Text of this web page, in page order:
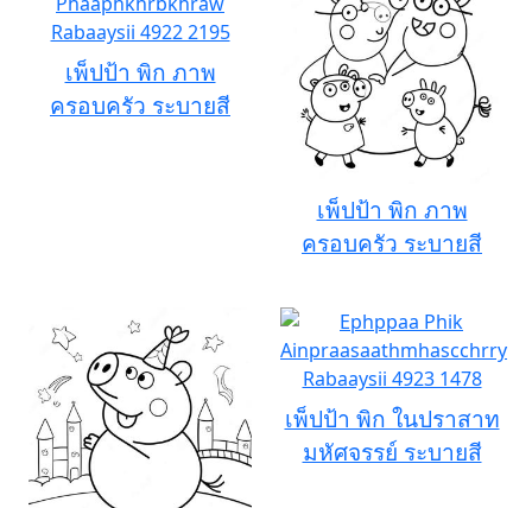
เพ็ปป้า พิก ภาพ
ครอบครัว ระบายสี
เพ็ปป้า พิก ภาพ
ครอบครัว ระบายสี
เพ็ปป้า พิก ในปราสาท
มหัศจรรย์ ระบายสี